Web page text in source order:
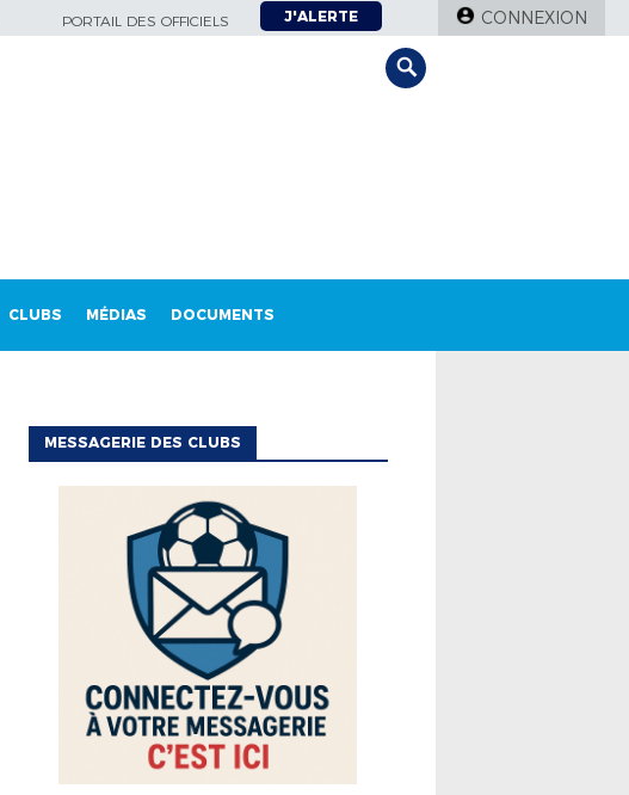
PORTAIL DES OFFICIELS J'ALERTE CONNEXION
CLUBS MÉDIAS DOCUMENTS
MESSAGERIE DES CLUBS